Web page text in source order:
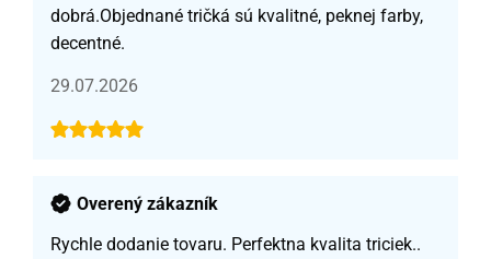
dobrá.Objednané tričká sú kvalitné, peknej farby,
decentné.
29.07.2026
Overený zákazník
Rychle dodanie tovaru. Perfektna kvalita triciek..